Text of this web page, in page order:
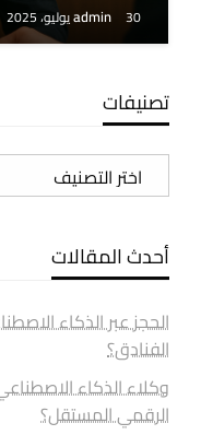
admin 30 يوليو، 2025
تصنيفات
تصنيفات
أحدث المقالات
الحجز عبر الذكاء
الفنادق؟
وكلاء الذكاء
الرقمي المستقل؟